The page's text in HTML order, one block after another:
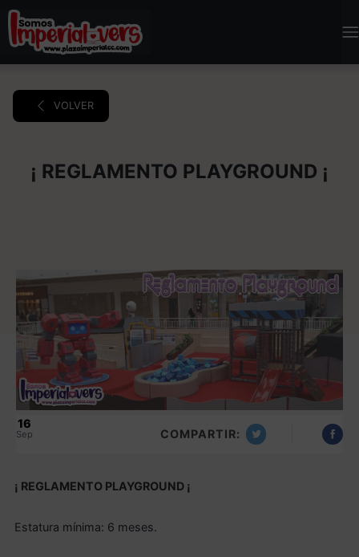
VOLVER
¡ REGLAMENTO PLAYGROUND ¡
16
Sep COMPARTIR:
¡ REGLAMENTO PLAYGROUND ¡
Estatura mínima: 6 meses.